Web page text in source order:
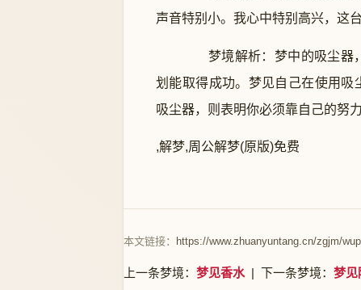
声音特别小。我心中特别高兴，这
梦境解析：梦中的吸尘器，
划能取得成功。梦见自己在使用吸
吸尘器，则表明你必须靠自己的努
,解梦,周公解梦(原版)免费
本文链接： https://www.zhuanyuntang.cn/zgjm/
上一条梦境： 梦见香水| 下一条梦境： 梦见